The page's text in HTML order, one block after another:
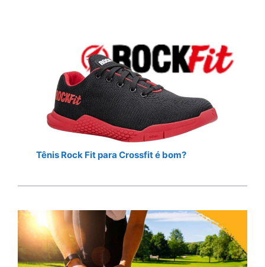
Tênis Rock Fit para Crossfit é bom?